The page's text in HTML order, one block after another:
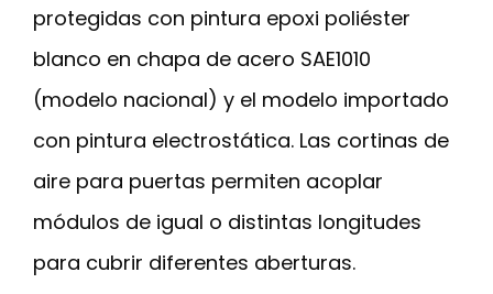
protegidas con pintura epoxi poliéster
blanco en chapa de acero SAE1010
(modelo nacional) y el modelo importado
con pintura electrostática. Las cortinas de
aire para puertas permiten acoplar
módulos de igual o distintas longitudes
para cubrir diferentes aberturas.